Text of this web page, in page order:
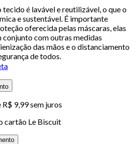
é lavável e reutilizável, o que o
e sustentável. É importante
oferecida pelas máscaras, elas
conjunto com outras medidas
das mãos e o distanciamento
de todos.
R$ 9,99sem juros
cartão Le Biscuit